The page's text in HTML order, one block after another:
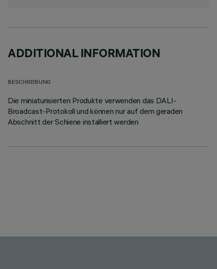
ADDITIONAL INFORMATION
BESCHREIBUNG
Die miniaturisierten Produkte verwenden das DALI-
Broadcast-Protokoll und können nur auf dem geraden
Abschnitt der Schiene installiert werden